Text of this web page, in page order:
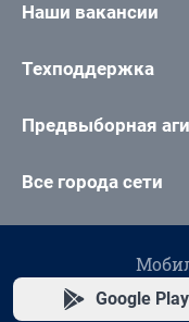
Наши вакансии
Техподдержка
Предвыборная
Все города сети
Google Play